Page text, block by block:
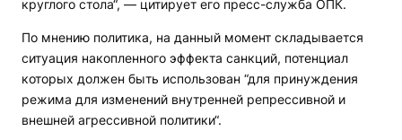
круглого стола“, — цитирует его пресс-служба ОПК.
По мнению политика, на данный момент складывается
ситуация накопленного эффекта санкций, потенциал
которых должен быть использован “для принуждения
режима для изменений внутренней репрессивной и
внешней агрессивной политики“.